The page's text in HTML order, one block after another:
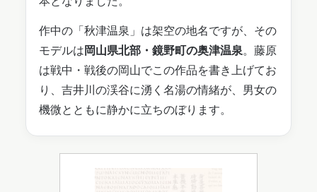
作中の「秋津温泉」は架空の地名ですが、その
モデルは 岡山県北部・鏡野町の奥津温泉。藤原
は戦中・戦後の岡山でこの作品を書き上げてお
り、吉井川の渓谷に湧く名湯の情緒が、男女の
機微とともに静かに立ちのぼります。